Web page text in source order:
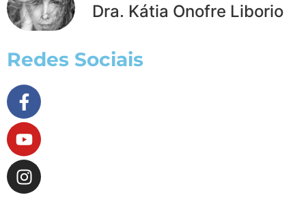
Dra. Kátia Onofre Liborio
Redes Sociais